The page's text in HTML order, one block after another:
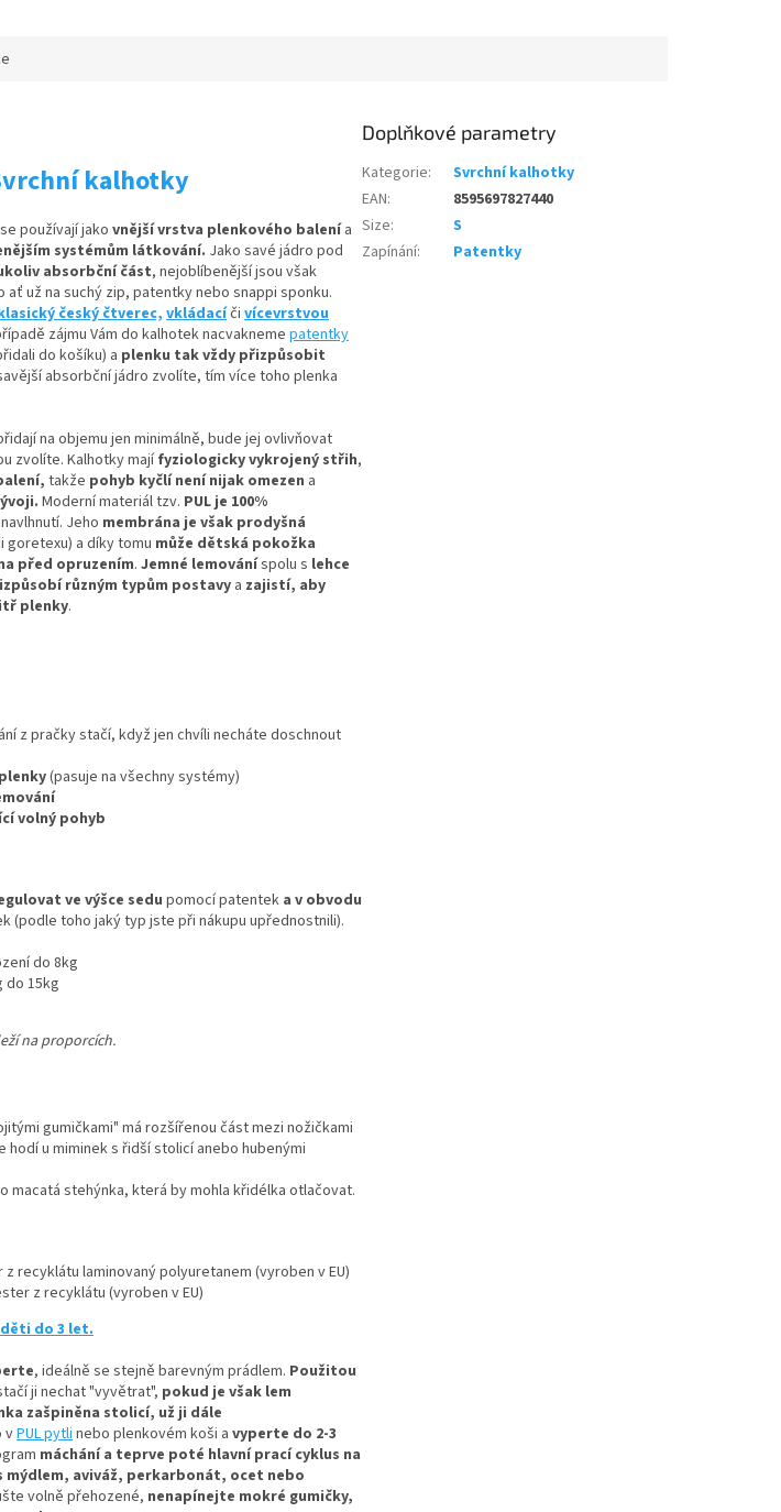
kalhotky
se používají jako vnější vrstva plenkového balenía
systémům látkování. Jako savé jádro pod
absorbčníčást, nejoblíbenější jsou však
ať už na suchý zip, patentky nebo snappi sponku.
český čtverec,vkládacíči vícevrstvou
zájmu Vám do kalhotek nacvakneme patentky
do košíku) a plenku tak vždy přizpůsobit
absorbční jádro zvolíte, tím více toho plenka
na objemu jen minimálně, bude jej ovlivňovat
zvolíte. Kalhotky majífyziologicky vykrojený střih,
takže pohyb kyčlí není nijak omezen a
. Moderní materiál tzv. PUL je 100%
Jeho membrána je však prodyšná
goretexu) a díky tomu může dětská pokožka
před opruzením. Jemné lemováníspolu s lehce
různým typům postavya zajistí, aby
plenky.
z pračky stačí, když jen chvíli necháte doschnout
(pasuje na všechny systémy)
volný pohyb
ve výšce sedu pomocí patentek a v obvodu
(podle toho jaký typ jste při nákupu upřednostnili).
do 8kg
do 15kg
na proporcích.
gumičkami" má rozšířenou část mezi nožičkami
hodí u miminek s řidší stolicí anebo hubenými
macatá stehýnka, která by mohla křidélka otlačovat.
recyklátu laminovaný polyuretanem (vyroben v EU)
z recyklátu (vyroben v EU)
do 3 let.
, ideálně se stejně barevným prádlem. Použitou
ji nechat "vyvětrat", pokud je však lem
zašpiněna stolicí, už ji dále
vPUL pytlinebo plenkovém koši a vyperte do 2-3
máchání a teprve poté hlavní prací cyklus na
mýdlem, aviváž, perkarbonát, ocet nebo
volně přehozené, nenapínejte mokré gumičky,
Doplňkové parametry
Kategorie:
Svrchní kalhotky
EAN:
8595697827440
Size:
S
Zapínání: Patentky